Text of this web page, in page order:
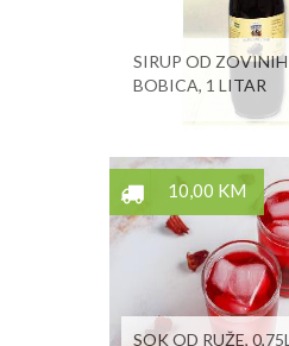
SIRUP OD ZOVINIH
BOBICA, 1 LITAR
10,00 KM
SOK OD RUŽE, 0,75L